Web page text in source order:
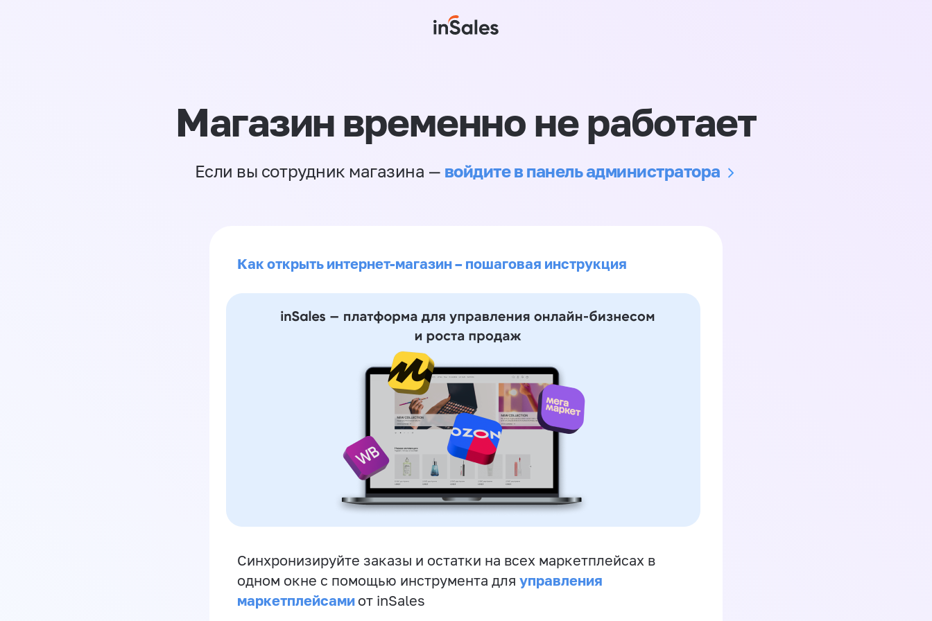
Магазин временно не работает
Если вы сотрудник магазина — войдите в панель администратора
Как открыть интернет-магазин – пошаговая инструкция
Синхронизируйте заказы и остатки на всех маркетплейсах в
одном окне с помощью инструмента для управления
маркетплейсами от inSales